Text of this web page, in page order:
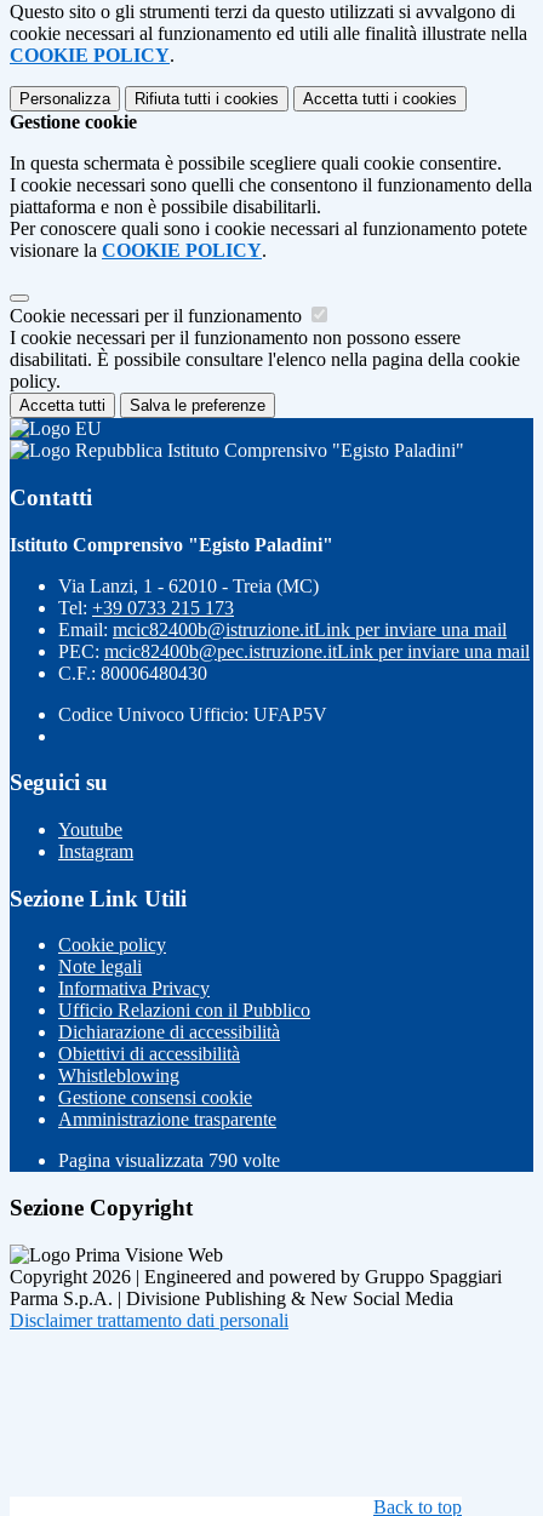
Questo sito o gli strumenti terzi da questo utilizzati si avvalgono di
cookie necessari al funzionamento ed utili alle finalità illustrate nella
COOKIE POLICY.
Personalizza Rifiuta tutti i cookies Accetta tutti i cookies
Gestione cookie
In questa schermata è possibile scegliere quali cookie consentire.
I cookie necessari sono quelli che consentono il funzionamento della
piattaforma e non è possibile disabilitarli.
Per conoscere quali sono i cookie necessari al funzionamento potete
visionare la COOKIE POLICY.
Cookie necessari per il funzionamento
I cookie necessari per il funzionamento non possono essere
disabilitati. È possibile consultare l'elenco nella pagina della cookie
policy.
Accetta tutti Salva le preferenze
Istituto Comprensivo "Egisto Paladini"
Contatti
Istituto Comprensivo "Egisto Paladini"
Via Lanzi, 1 - 62010 - Treia (MC)
Tel: +39 0733 215 173
Email: mcic82400b@istruzione.itLink per inviare una mail
PEC: mcic82400b@pec.istruzione.itLink per inviare una mail
C.F.: 80006480430
Codice Univoco Ufficio: UFAP5V
Seguici su
Youtube
Instagram
Sezione Link Utili
Cookie policy
Note legali
Informativa Privacy
Ufficio Relazioni con il Pubblico
Dichiarazione di accessibilità
Obiettivi di accessibilità
Whistleblowing
Gestione consensi cookie
Amministrazione trasparente
Pagina visualizzata 790 volte
Sezione Copyright
Copyright 2026 | Engineered and powered by Gruppo Spaggiari
Parma S.p.A. | Divisione Publishing & New Social Media
Disclaimer trattamento dati personali
Back to top